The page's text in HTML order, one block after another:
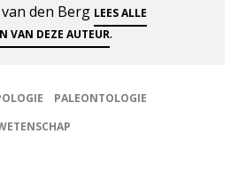
den Berg LEES ALLE
VAN DEZE AUTEUR.
PALEONTOLOGIE